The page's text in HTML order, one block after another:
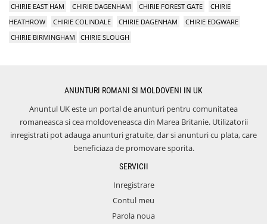
CHIRIE EAST HAM
CHIRIE DAGENHAM CHIRIE FOREST GATE
CHIRIE
HEATHROW
CHIRIE COLINDALE CHIRIE DAGENHAM
CHIRIE EDGWARE
CHIRIE BIRMINGHAM
CHIRIE SLOUGH
ANUNTURI ROMANI SI MOLDOVENI IN UK
Anuntul UK este un portal de anunturi pentru comunitatea
romaneasca si cea moldoveneasca din Marea Britanie. Utilizatorii
inregistrati pot adauga anunturi gratuite, dar si anunturi cu plata, care
beneficiaza de promovare sporita.
SERVICII
Inregistrare
Contul meu
Parola noua